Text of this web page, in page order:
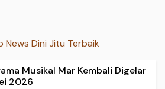
News Dini Jitu Terbaik
Musikal Mar Kembali Digelar
2026